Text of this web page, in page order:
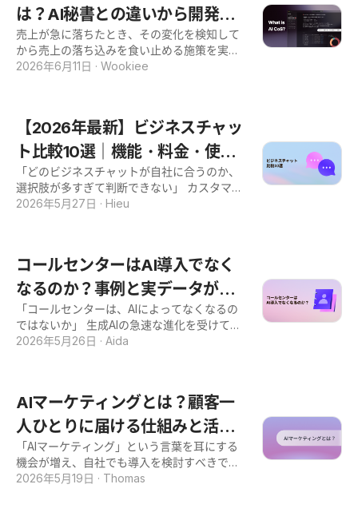
話プ
した。 そこで今回、カスハラ対策への意識が
一段と高まる現在の市場環境において、一般
消費者の「店側のミスに対する指摘」への心
理や意識がどのように変化しているのか実態
はいえ、「何をどこまで整備すれば義務を果
たせるのか」「正当なクレームとの線引きを
どう現場に示すのか」と悩む方は少なくない
でしょう。 本記事では特に、顧客対応の最前
線に立つカスタマーサポートやコールセンタ
る言動の例や、企業が講ずべき措置の内容を
わかりやすく解説します。 あわせて、企業
側・労働者側それぞれの留意点と、人手を増
やさずに対策を実行する手段としてのAI活用
術も紹介します。カスハラ対策の義務化への
対応を検討されている方は、ぜひ本記事の内
の措置を、すべての企業に法律で義務付ける
制度のことです。
は？AI秘書との違いから開発者
なしで作る方法まで
売上が急に落ちたとき、その変化を検知して
から売上の落ち込みを食い止める施策を実行
するまで、どれくらいの時間がかかっていま
ぎていた──そんな経験をお持ちの方は多い
はずです。 ChatGPTやGeminiのようなAI秘
書でその過程を短縮しようとしても、自社デ
ータとつながっていないため、一般論的な回
答にとどまる限界も感じられているのではな
いでしょうか。 こうした限界を超える新しい
は、AI参謀とは何かという定義と役割、AI秘
書との違い、導入時のチェックポイント、そ
して開発者なしで作る方法までを、ステップ
ごとに解説します。 自社の業務効率と意思決
定のスピードを一段階引き上げたい方は、ぜ
ひ本記事をお役立てください。 AI参謀（AI C
す。意
2026年6月11日 · Wookiee
【2026年最新】ビジネスチャッ
ト比較10選｜機能・料金・使い
やすさで選ぶおすすめサービス
「どのビジネスチャットが自社に合うのか、
選択肢が多すぎて判断できない」 カスタマー
サポートの責任者からよく聞く声です。 Slac
討が前に進まないケースが多くあります。 本
記事では、2026年時点でカスタマーサポート
や社内コミュニケーションに活用できるビジ
ネスチャット10サービスを、機能・料金・使
いやすさの観点で徹底比較します。 サービス
選びで失敗しないための5つのポイントも解
とは？今さら聞けない基本と2026年のトレン
ド ビジネスチャットの定義と「社内向け・顧
客向け」2つの用途 ビジネスチャットとは、
業務用途に設計されたメッセージングサービ
スの総称です。 個人向けのLINEやSNSのDM
と異なり、チーム管理・権限設定・ログ保
2026年5月27日 · Hieu
コールセンターはAI導入でなく
なるのか？事例と実データが示
す業界の未来
「コールセンターは、AIによってなくなるの
ではないか」 生成AIの急速な進化を受けて、
こうした不安が業界に広がっています。 経営
のなかで判断に迷っているのではないでしょ
うか。 結論を先に示すと、コールセンターは
なくなりません。ただし、その役割と構造は
確実に変わります。 定型的な応対はAIが担
い、複雑な対応や関係構築では人の価値がむ
しろ高まる「AI×人」のハイブリッド運用
2026年5月26日 · Aida
AIマーケティングとは？顧客一
人ひとりに届ける仕組みと活用
法を解説
「AIマーケティング」という言葉を耳にする
機会が増え、自社でも導入を検討すべきでは
ないかと感じている方は多いのではないでし
2026年5月19日 · Thomas